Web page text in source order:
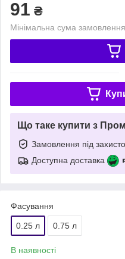
91 ₴
Мінімальна сума
Що таке купити з
Замовлення під
Доступна доставка
Фасування
0.25 л 0.75 л
В наявності